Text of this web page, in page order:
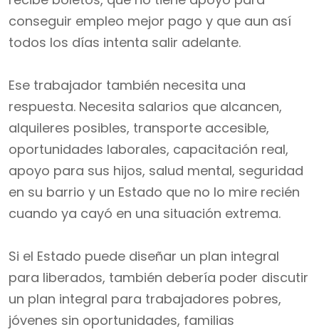
conseguir empleo mejor pago y que aun así
todos los días intenta salir adelante.
Ese trabajador también necesita una
respuesta. Necesita salarios que alcancen,
alquileres posibles, transporte accesible,
oportunidades laborales, capacitación real,
apoyo para sus hijos, salud mental, seguridad
en su barrio y un Estado que no lo mire recién
cuando ya cayó en una situación extrema.
Si el Estado puede diseñar un plan integral
para liberados, también debería poder discutir
un plan integral para trabajadores pobres,
jóvenes sin oportunidades, familias